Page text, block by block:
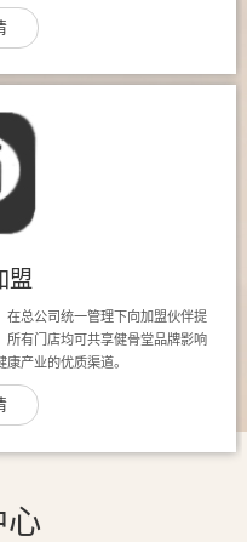
盟
在总公司统一管理下向加盟伙伴提
所有门店均可共享健骨堂品牌影响
产业的优质渠道。
心